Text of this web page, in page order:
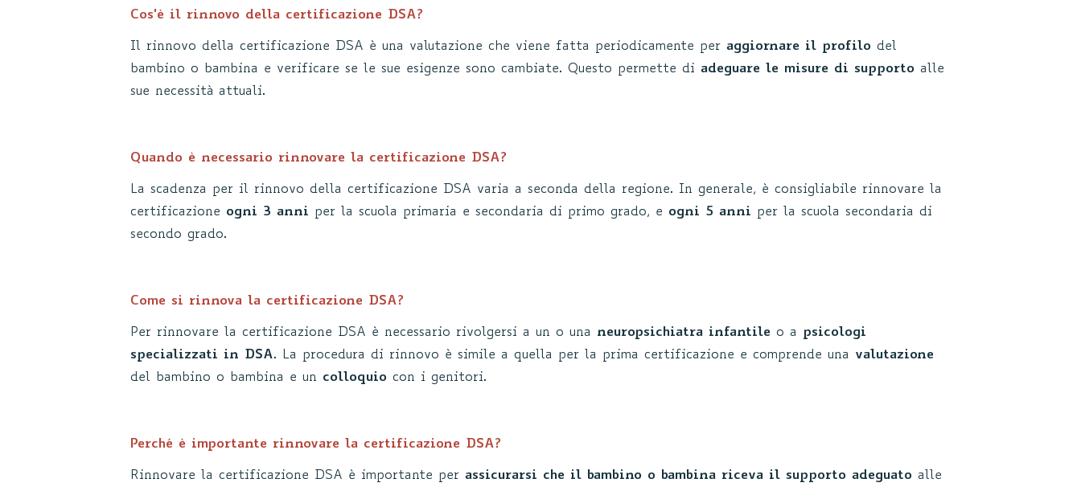
Cos'è il rinnovo della certificazione DSA?
Il rinnovo della certificazione DSA è una valutazione che viene fatta periodicamente per aggiornare il profilo del
bambino o bambina e verificare se le sue esigenze sono cambiate. Questo permette di adeguare le misure di supporto alle
sue necessità attuali.
Quando è necessario rinnovare la certificazione DSA?
La scadenza per il rinnovo della certificazione DSA varia a seconda della regione. In generale, è consigliabile rinnovare la
certificazione ogni 3 anni per la scuola primaria e secondaria di primo grado, e ogni 5 anni per la scuola secondaria di
secondo grado.
Come si rinnova la certificazione DSA?
Per rinnovare la certificazione DSA è necessario rivolgersi a un o una neuropsichiatra infantile o a
psicologi
specializzati in DSA. La procedura di rinnovo è simile a quella per la prima certificazione e comprende una valutazione
del bambino o bambina e un colloquio con i genitori.
Perché è importante rinnovare la certificazione DSA?
Rinnovare la certificazione DSA è importante per assicurarsi che il bambino o bambina riceva il supporto adeguato alle